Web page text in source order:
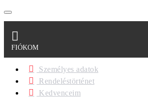
FIÓKOM
Személyes adatok
Rendeléstörténet
Kedvenceim